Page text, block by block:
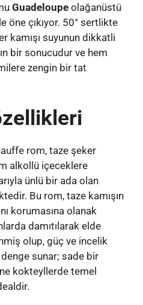
Guadeloupe olağanüstü
öne çıkıyor. 50° sertlikte
kamışı suyunun dikkatli
bir sonucudur ve hem
zengin bir tat
rom, taze şeker
alkollü içeceklere
ünlü bir ada olan
Bu rom, taze kamışın
korumasına olanak
damıtılarak elde
olup, güç ve incelik
sunar; sade bir
kokteyllerde temel